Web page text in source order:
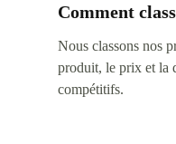
Comment
Nous classons nos
produit, le prix et la
compétitifs.